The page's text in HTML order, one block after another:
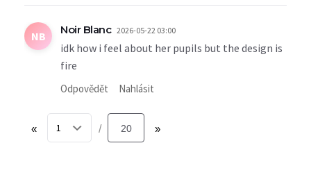
NB Noir Blanc 2026-05-22 03:00
idk how i feel about her pupils but the design is
fire
Odpovědět Nahlásit
« / 20 »